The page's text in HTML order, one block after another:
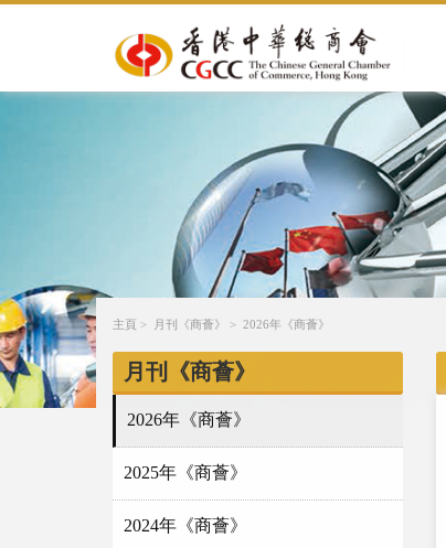
主頁 > 月刊《商薈》 > 2026年《商薈》
月刊《商薈》
2026年《商薈》
2025年《商薈》
2024年《商薈》